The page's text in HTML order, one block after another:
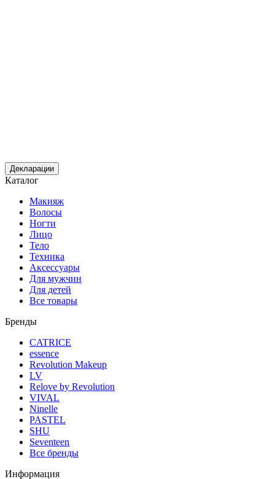
Декларации
Каталог
Макияж
Волосы
Ногти
Лицо
Тело
Техника
Аксессуары
Для мужчин
Для детей
Все товары
Бренды
CATRICE
essence
Revolution Makeup
LV
Relove by Revolution
VIVAL
Ninelle
PASTEL
SHU
Seventeen
Все бренды
Информация